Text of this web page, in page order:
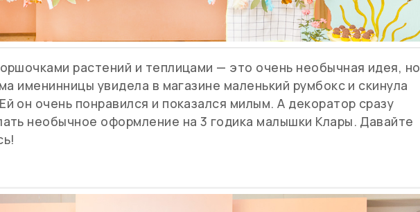
растений и теплицами — это очень необычная идея, но
именинницы увидела в магазине маленький румбокс и скинула
он очень понравился и показался милым. А декоратор сразу
необычное оформление на 3 годика малышки Клары. Давайте